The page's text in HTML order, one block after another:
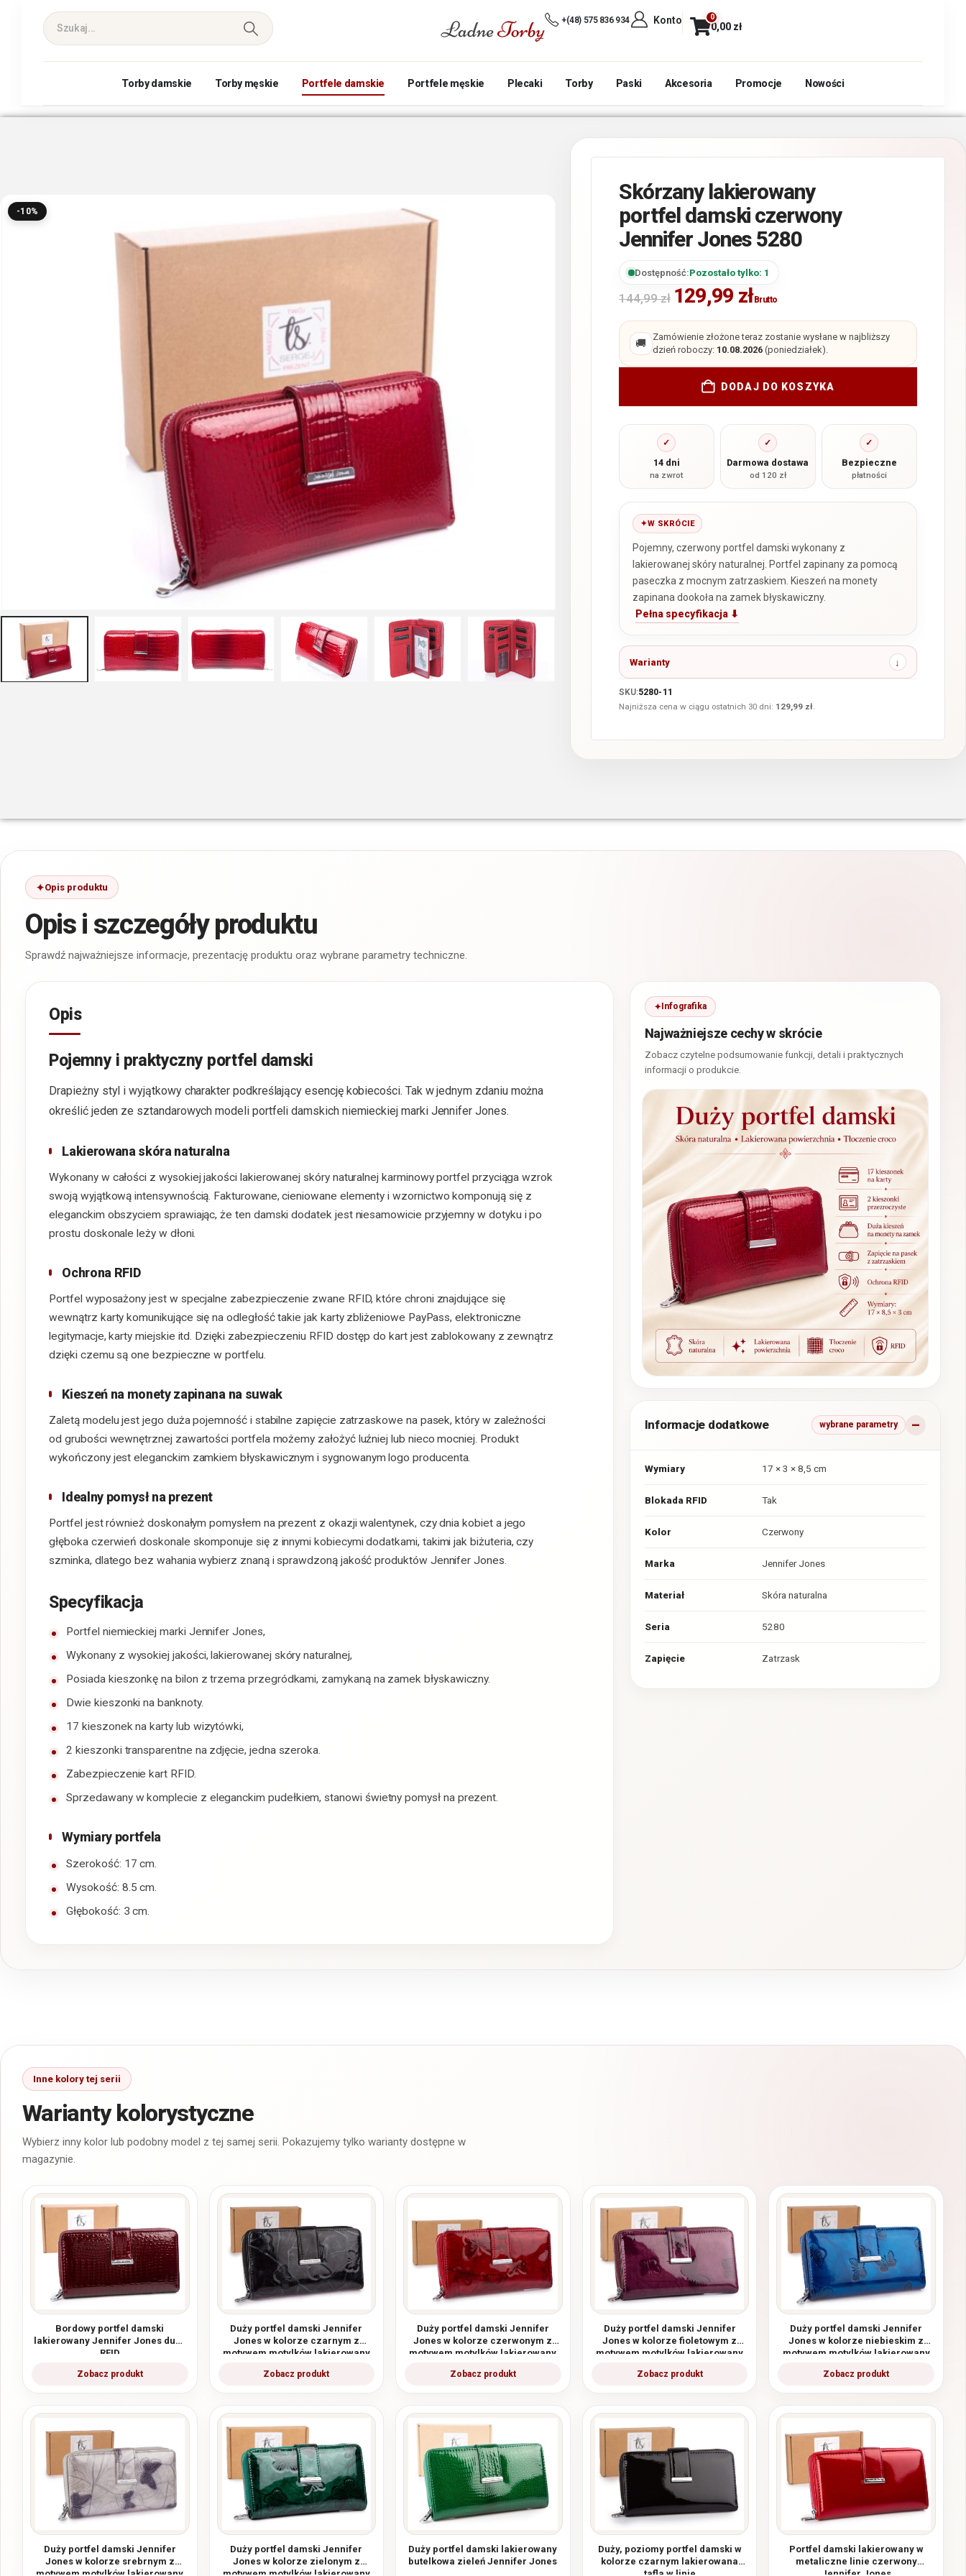
+(48) 575 836 934 Konto 0
0,00 zł
Torby damskie Torby męskie Portfele damskie Portfele męskie Plecaki Torby Paski Akcesoria Promocje Nowości
-10%
Skórzany lakierowany
portfel damski czerwony
Jennifer Jones 5280
Dostępność:Pozostało tylko: 1
144,99zł 129,99 złBrutto
🚚
Zamówienie złożone teraz zostanie wysłane w najbliższy
dzień roboczy: 10.08.2026(poniedziałek).
DODAJ DO KOSZYKA
✓
14 dni
na zwrot
✓
Darmowa dostawa
od 120 zł
✓
Bezpieczne
płatności
W SKRÓCIE
Pojemny, czerwony portfel damski wykonany z
lakierowanej skóry naturalnej. Portfel zapinany za pomocą
paseczka z mocnym zatrzaskiem. Kieszeń na monety
zapinana dookoła na zamek błyskawiczny.
Pełna specyfikacja ⬇
Warianty
SKU:5280-11
Najniższa cena w ciągu ostatnich 30 dni: 129,99 zł.
Opis produktu
Opis i szczegóły produktu
Sprawdź najważniejsze informacje, prezentację produktu oraz wybrane parametry techniczne.
Opis
Pojemny i praktyczny portfel damski
Drapieżny styl i wyjątkowy charakter podkreślający esencję kobiecości. Tak w jednym zdaniu można
określić jeden ze sztandarowych modeli portfeli damskich niemieckiej marki Jennifer Jones.
Lakierowana skóra naturalna
Wykonany w całości z wysokiej jakości lakierowanej skóry naturalnej karminowy portfel przyciąga wzrok
swoją wyjątkową intensywnością. Fakturowane, cieniowane elementy i wzornictwo komponują się z
eleganckim obszyciem sprawiając, że ten damski dodatek jest niesamowicie przyjemny w dotyku i po
prostu doskonale leży w dłoni.
Ochrona RFID
Portfel wyposażony jest w specjalne zabezpieczenie zwane RFID, które chroni znajdujące się
wewnątrz karty komunikujące się na odległość takie jak karty zbliżeniowe PayPass, elektroniczne
legitymacje, karty miejskie itd. Dzięki zabezpieczeniu RFID dostęp do kart jest zablokowany z zewnątrz
dzięki czemu są one bezpieczne w portfelu.
Kieszeń na monety zapinana na suwak
Zaletą modelu jest jego duża pojemność i stabilne zapięcie zatrzaskowe na pasek, który w zależności
od grubości wewnętrznej zawartości portfela możemy założyć luźniej lub nieco mocniej. Produkt
wykończony jest eleganckim zamkiem błyskawicznym i sygnowanym logo producenta.
Idealny pomysł na prezent
Portfel jest również doskonałym pomysłem na prezent z okazji walentynek, czy dnia kobiet a jego
głęboka czerwień doskonale skomponuje się z innymi kobiecymi dodatkami, takimi jak biżuteria, czy
szminka, dlatego bez wahania wybierz znaną i sprawdzoną jakość produktów Jennifer Jones.
Specyfikacja
Portfel niemieckiej marki Jennifer Jones,
Wykonany z wysokiej jakości, lakierowanej skóry naturalnej,
Posiada kieszonkę na bilon z trzema przegródkami, zamykaną na zamek błyskawiczny.
Dwie kieszonki na banknoty.
17 kieszonek na karty lub wizytówki,
2 kieszonki transparentne na zdjęcie, jedna szeroka.
Zabezpieczenie kart RFID.
Sprzedawany w komplecie z eleganckim pudełkiem, stanowi świetny pomysł na prezent.
Wymiary portfela
Szerokość: 17 cm.
Wysokość: 8.5 cm.
Głębokość: 3 cm.
Infografika
Najważniejsze cechy w skrócie
Zobacz czytelne podsumowanie funkcji, detali i praktycznych
informacji o produkcie.
Informacje dodatkowe wybrane parametry
Wymiary 17 × 3 × 8,5 cm
Blokada RFID Tak
Kolor Czerwony
Marka Jennifer Jones
Materiał Skóra naturalna
Seria 5280
Zapięcie Zatrzask
Warianty kolorystyczne
Bordowy portfel damski
lakierowany Jennifer Jones duży
RFID
Duży portfel damski Jennifer
Jones w kolorze czarnym z
motywem motylków lakierowany
Duży portfel damski Jennifer
Jones w kolorze czerwonym z
motywem motylków lakierowany
Duży portfel damski Jennifer
Jones w kolorze fioletowym z
motywem motylków lakierowany
Duży portfel damski Jennifer
Jones w kolorze niebieskim z
motywem motylków lakierowany
Duży portfel damski Jennifer
Jones w kolorze srebrnym z
motywem motylków lakierowany
Duży portfel damski Jennifer
Jones w kolorze zielonym z
motywem motylków lakierowany
Duży portfel damski lakierowany
butelkowa zieleń Jennifer Jones
Duży, poziomy portfel damski w
kolorze czarnym lakierowana
tafla w linie
Portfel damski lakierowany w
metaliczne linie czerwony
Jennifer Jones